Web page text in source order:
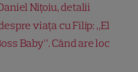
Nițoiu, detalii
viața cu Filip: „El
Baby”. Când are loc